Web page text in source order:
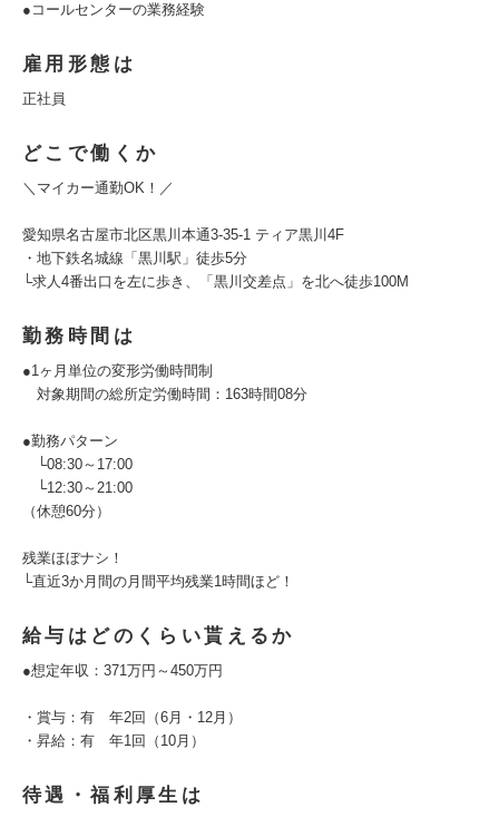
●コールセンターの業務経験
雇用形態は
正社員
どこで働くか
＼マイカー通勤OK！／
愛知県名古屋市北区黒川本通3-35-1 ティア黒川4F
・地下鉄名城線「黒川駅」徒歩5分
└求人4番出口を左に歩き、「黒川交差点」を北へ徒歩100M
勤務時間は
●1ヶ月単位の変形労働時間制
対象期間の総所定労働時間：163時間08分
●勤務パターン
└08:30～17:00
└12:30～21:00
（休憩60分）
残業ほぼナシ！
└直近3か月間の月間平均残業1時間ほど！
給与はどのくらい貰えるか
●想定年収：371万円～450万円
・賞与：有 年2回（6月・12月）
・昇給：有 年1回（10月）
待遇・福利厚生は